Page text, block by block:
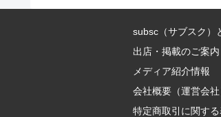
subsc（サブスク）
出店・掲載のご案内
メディア紹介情報
会社概要（運営会社
特定商取引に関す